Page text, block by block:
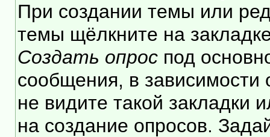
При создании темы или
темы щёлкните на
Создать опрос под
сообщения, в зависимости
не видите такой
на создание опросов.